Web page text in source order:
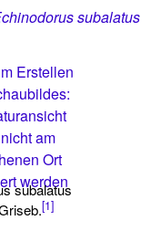
subalatus
Erstellen
am
Ort
werden
subalatus
[1]